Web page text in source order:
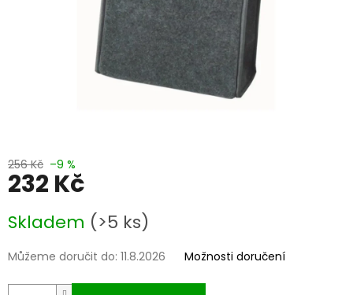
256 Kč –9 %
232 Kč
cena:
Skladem (>5 ks)
Můžeme doručit do: 11.8.2026 Možnosti doručení